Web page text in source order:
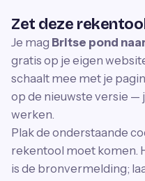
Zet deze
Je mag Britse pond
gratis op je eigen
schaalt mee met je
op de nieuwste versie —
werken.
Plak de onderstaande
rekentool moet komen.
is de bronvermelding;